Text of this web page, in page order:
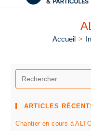
Accueil >
ARTICLES
Chantier en cours à